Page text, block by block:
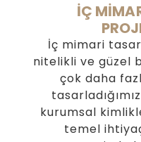
İÇ
İç mimari
nitelikli ve güzel
çok daha
kurumsal
temel